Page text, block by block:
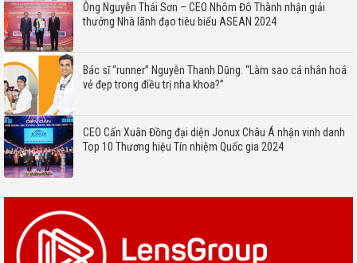
Ông Nguyễn Thái Sơn – CEO Nhôm Đô Thành nhận giải
thưởng Nhà lãnh đạo tiêu biểu ASEAN 2024
Bác sĩ “runner” Nguyễn Thanh Dũng: “Làm sao cá nhân hoá
vẻ đẹp trong điều trị nha khoa?”
CEO Cấn Xuân Đồng đại diện Jonux Châu Á nhận vinh danh
Top 10 Thương hiệu Tín nhiệm Quốc gia 2024